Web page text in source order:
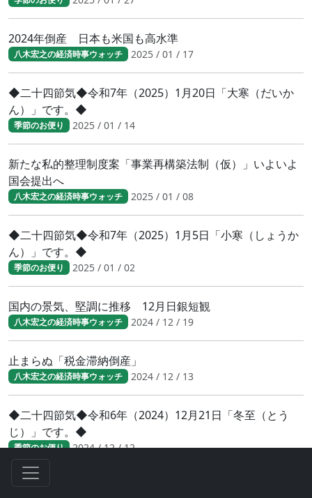
2024年倒産 日本も米国も高水準
八木宏之の経済時事ウォッチ 2025 / 01 / 17
◆二十四節気◆令和7年（2025）1月20日「大寒（だいか
ん）」です。◆
季節のお便り 2025 / 01 / 14
新たな私的整理制度案「事業再構築法制（仮）」いよいよ
国会提出へ
八木宏之の経済時事ウォッチ 2025 / 01 / 08
◆二十四節気◆令和7年（2025）1月5日「小寒（しょうか
ん）」です。◆
季節のお便り 2025 / 01 / 02
国内の景気、堅調に推移 12月日銀短観
八木宏之の経済時事ウォッチ 2024 / 12 / 19
止まらぬ「税金滞納倒産」
八木宏之の経済時事ウォッチ 2024 / 12 / 13
◆二十四節気◆令和6年（2024）12月21日「冬至（とう
じ）」です。◆
季節のお便り 2024 / 12 / 12